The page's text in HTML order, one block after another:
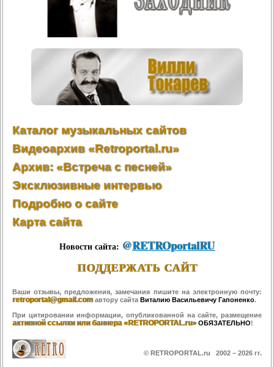
Каталог музыкальных сайтов
Видеоархив «Retroportal.ru»
Архив: «Встреча с песней»
Эксклюзивные интервью
Подробно о сайте
Карта сайта
Новости сайта: @RETROportalRU
ПОДДЕРЖАТЬ САЙТ
Ваши отзывы, предложения, замечания пишите на электронную почту:
retroportal@gmail.com автору сайта Виталию Васильевичу Гапоненко.
При цитировании информации, опубликованной на сайте, размещение
активной ссылки или баннера «RETROPORTAL.ru» ОБЯЗАТЕЛЬНО!
© RETROPORTAL.ru 2002 – 2026 гг.